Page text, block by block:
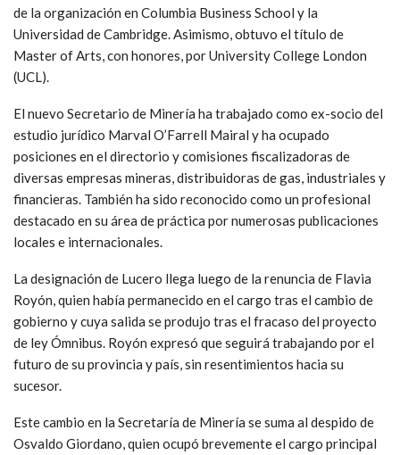
de la organización en Columbia Business School y la
Universidad de Cambridge. Asimismo, obtuvo el título de
Master of Arts, con honores, por University College London
(UCL).
El nuevo Secretario de Minería ha trabajado como ex-socio del
estudio jurídico Marval O’Farrell Mairal y ha ocupado
posiciones en el directorio y comisiones fiscalizadoras de
diversas empresas mineras, distribuidoras de gas, industriales y
financieras. También ha sido reconocido como un profesional
destacado en su área de práctica por numerosas publicaciones
locales e internacionales.
La designación de Lucero llega luego de la renuncia de Flavia
Royón, quien había permanecido en el cargo tras el cambio de
gobierno y cuya salida se produjo tras el fracaso del proyecto
de ley Ómnibus. Royón expresó que seguirá trabajando por el
futuro de su provincia y país, sin resentimientos hacia su
sucesor.
Este cambio en la Secretaría de Minería se suma al despido de
Osvaldo Giordano, quien ocupó brevemente el cargo principal